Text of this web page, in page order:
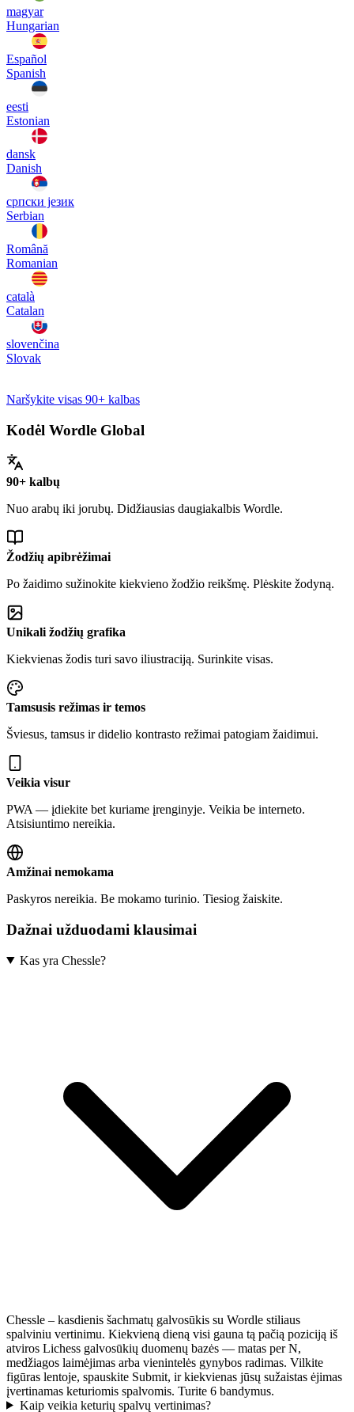
magyar
Hungarian
Español
Spanish
eesti
Estonian
dansk
Danish
српски језик
Serbian
Română
Romanian
català
Catalan
slovenčina
Slovak
Naršykite visas 90+ kalbas
Kodėl Wordle Global
90+ kalbų
Nuo arabų iki jorubų. Didžiausias daugiakalbis Wordle.
Žodžių apibrėžimai
Po žaidimo sužinokite kiekvieno žodžio reikšmę. Plėskite žodyną.
Unikali žodžių grafika
Kiekvienas žodis turi savo iliustraciją. Surinkite visas.
Tamsusis režimas ir temos
Šviesus, tamsus ir didelio kontrasto režimai patogiam žaidimui.
Veikia visur
PWA — įdiekite bet kuriame įrenginyje. Veikia be interneto.
Atsisiuntimo nereikia.
Amžinai nemokama
Paskyros nereikia. Be mokamo turinio. Tiesiog žaiskite.
Dažnai užduodami klausimai
Kas yra Chessle?
Chessle – kasdienis šachmatų galvosūkis su Wordle stiliaus
spalviniu vertinimu. Kiekvieną dieną visi gauna tą pačią poziciją iš
atviros Lichess galvosūkių duomenų bazės — matas per N,
medžiagos laimėjimas arba vienintelės gynybos radimas. Vilkite
figūras lentoje, spauskite Submit, ir kiekvienas jūsų sužaistas ėjimas
įvertinamas keturiomis spalvomis. Turite 6 bandymus.
Kaip veikia keturių spalvų vertinimas?